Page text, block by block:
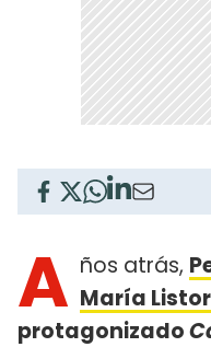
A ños atrás,
María
protagonizado